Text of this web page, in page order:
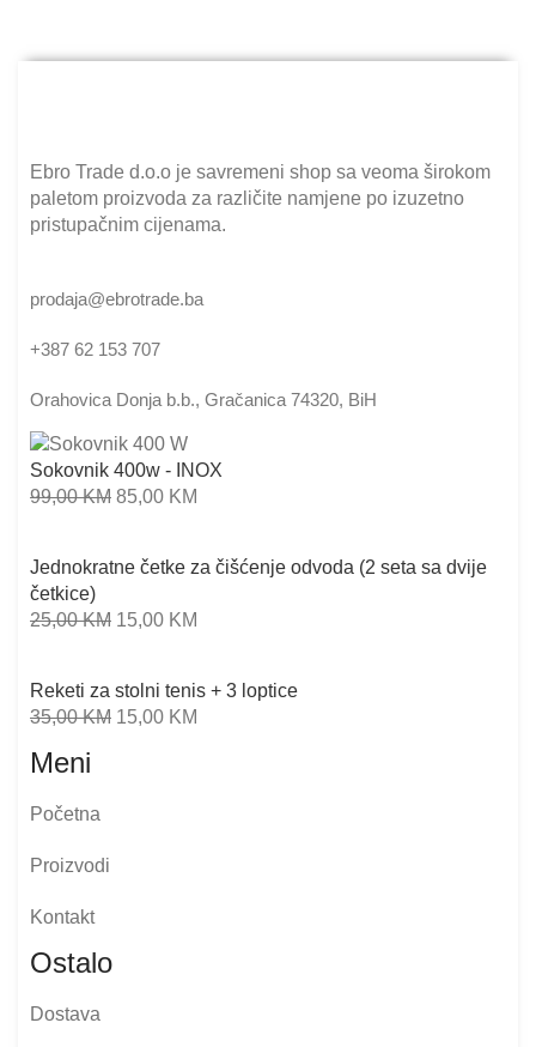
Ebro Trade d.o.o je savremeni shop sa veoma širokom
paletom proizvoda za različite namjene po izuzetno
pristupačnim cijenama.
prodaja@ebrotrade.ba
+387 62 153 707
Orahovica Donja b.b., Gračanica 74320, BiH
Sokovnik 400w - INOX
99,00KM 85,00 KM
Jednokratne četke za čišćenje odvoda (2 seta sa dvije
četkice)
25,00KM 15,00 KM
Reketi za stolni tenis + 3 loptice
35,00KM 15,00 KM
Meni
Početna
Proizvodi
Kontakt
Ostalo
Dostava